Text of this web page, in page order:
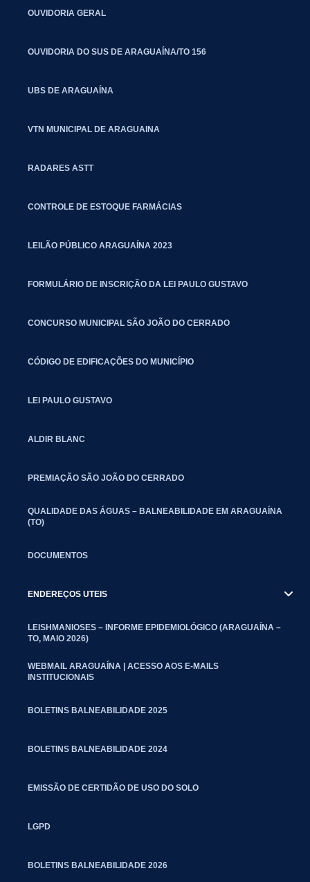
OUVIDORIA GERAL
OUVIDORIA DO SUS DE ARAGUAÍNA/TO 156
UBS DE ARAGUAÍNA
VTN MUNICIPAL DE ARAGUAINA
RADARES ASTT
CONTROLE DE ESTOQUE FARMÁCIAS
LEILÃO PÚBLICO ARAGUAÍNA 2023
FORMULÁRIO DE INSCRIÇÃO DA LEI PAULO GUSTAVO
CONCURSO MUNICIPAL SÃO JOÃO DO CERRADO
CÓDIGO DE EDIFICAÇÕES DO MUNICÍPIO
LEI PAULO GUSTAVO
ALDIR BLANC
PREMIAÇÃO SÃO JOÃO DO CERRADO
QUALIDADE DAS ÁGUAS – BALNEABILIDADE EM ARAGUAÍNA
(TO)
DOCUMENTOS
ENDEREÇOS UTEIS
LEISHMANIOSES – INFORME EPIDEMIOLÓGICO (ARAGUAÍNA –
TO, MAIO 2026)
WEBMAIL ARAGUAÍNA | ACESSO AOS E-MAILS
INSTITUCIONAIS
BOLETINS BALNEABILIDADE 2025
BOLETINS BALNEABILIDADE 2024
EMISSÃO DE CERTIDÃO DE USO DO SOLO
LGPD
BOLETINS BALNEABILIDADE 2026